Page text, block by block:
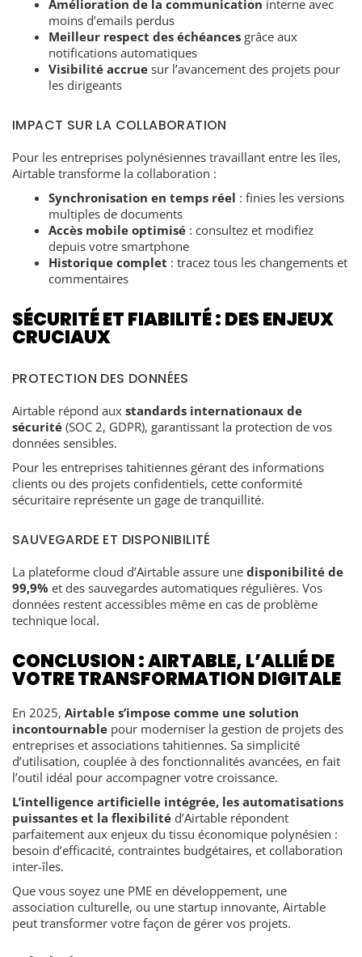
Amélioration de la communication interne avec
moins d’emails perdus
Meilleur respect des échéances grâce aux
notifications automatiques
Visibilité accrue sur l’avancement des projets pour
les dirigeants
IMPACT SUR LA COLLABORATION
Pour les entreprises polynésiennes travaillant entre les îles,
Airtable transforme la collaboration :
Synchronisation en temps réel : finies les versions
multiples de documents
Accès mobile optimisé : consultez et modifiez
depuis votre smartphone
Historique complet : tracez tous les changements et
commentaires
SÉCURITÉ ET FIABILITÉ : DES ENJEUX
CRUCIAUX
PROTECTION DES DONNÉES
Airtable répond aux standards internationaux de
sécurité (SOC 2, GDPR), garantissant la protection de vos
données sensibles.
Pour les entreprises tahitiennes gérant des informations
clients ou des projets confidentiels, cette conformité
sécuritaire représente un gage de tranquillité.
SAUVEGARDE ET DISPONIBILITÉ
La plateforme cloud d’Airtable assure une disponibilité de
99,9% et des sauvegardes automatiques régulières. Vos
données restent accessibles même en cas de problème
technique local.
CONCLUSION : AIRTABLE, L’ALLIÉ DE
VOTRE TRANSFORMATION DIGITALE
En 2025, Airtable s’impose comme une solution
incontournable pour moderniser la gestion de projets des
entreprises et associations tahitiennes. Sa simplicité
d’utilisation, couplée à des fonctionnalités avancées, en fait
l’outil idéal pour accompagner votre croissance.
L’intelligence artificielle intégrée, les automatisations
puissantes et la flexibilité d’Airtable répondent
parfaitement aux enjeux du tissu économique polynésien :
besoin d’efficacité, contraintes budgétaires, et collaboration
inter-îles.
Que vous soyez une PME en développement, une
association culturelle, ou une startup innovante, Airtable
peut transformer votre façon de gérer vos projets.